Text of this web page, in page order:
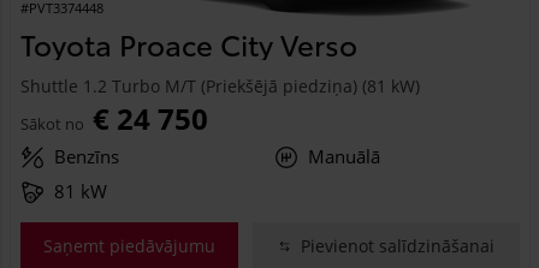
#PVT3374448
Toyota Proace City Verso
Shuttle 1.2 Turbo M/T (Priekšējā piedziņa) (81 kW)
Sākot no € 24 750
Benzīns
Manuālā
81 kW
Saņemt piedāvājumu Pievienot salīdzināšanai